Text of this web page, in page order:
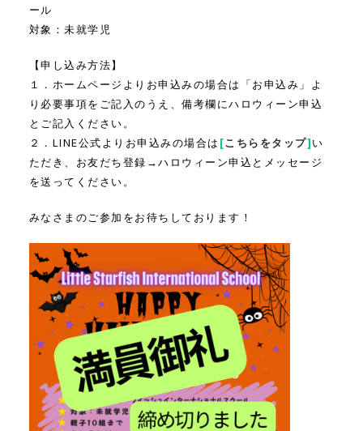
ール
対象：未就学児
【申し込み方法】
１．ホームページよりお申込みの場合は「お申込み」よ
り必要事項をご記入のうえ、備考欄にハロウィーン申込
とご記入ください。
２．LINE公式よりお申込みの場合は [こちらをタップ]い
ただき、お友だち登録→ハロウィーン申込とメッセージ
を送ってください。
みなさまのご参加をお待ちしております！